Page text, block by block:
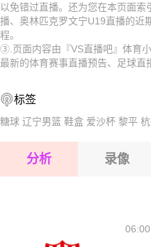
2026-08-15 【法U19
2026-08-14 【法U19
U19
2026-08-15 【法U19
U19
2026-08-15 【法U19
U19
2026-08-15 【法U19
U19
2026-08-15 【法U19
以免错过直播。还为您在本页面
播、奥林匹克罗文宁U19直播的近
程。
③.页面内容由『VS直播吧』体育
最新的体育赛事直播预告、足球直
标签
糖球 辽宁男篮 鞋盒 爱沙杯 黎平
分析 录像
06:00